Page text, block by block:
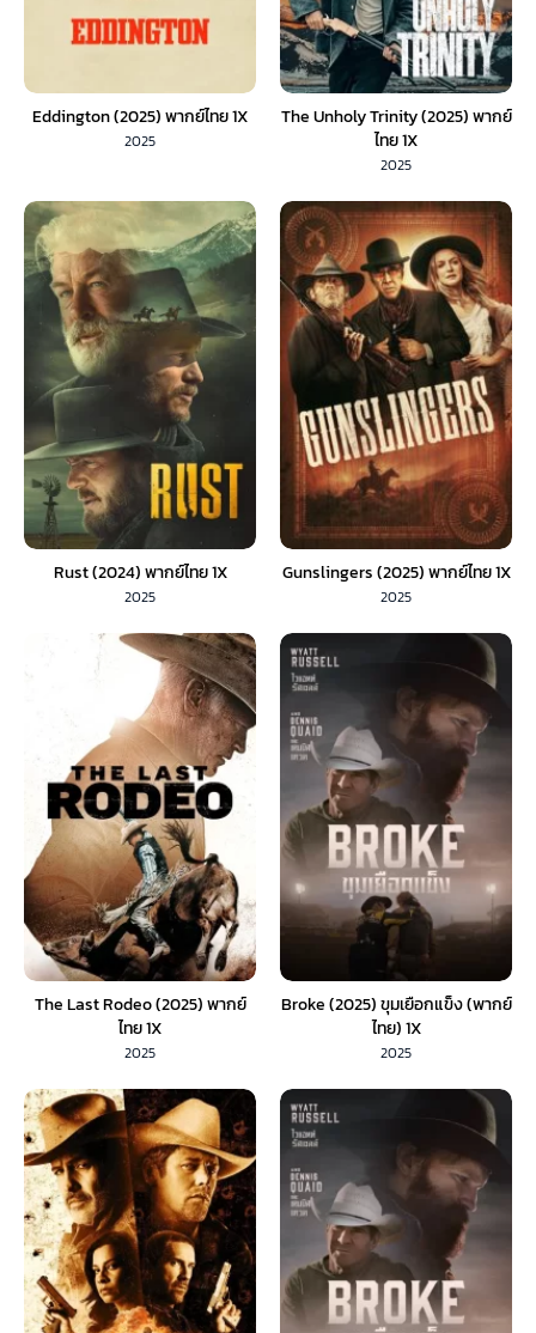
Eddington (2025) พากย์ไทย 1X
2025
The Unholy Trinity (2025) พากย์
ไทย 1X
2025
Rust (2024) พากย์ไทย 1X
2025
Gunslingers (2025) พากย์ไทย 1X
2025
The Last Rodeo (2025) พากย์
ไทย 1X
2025
Broke (2025) ขุมเยือกแข็ง (พากย์
ไทย) 1X
2025